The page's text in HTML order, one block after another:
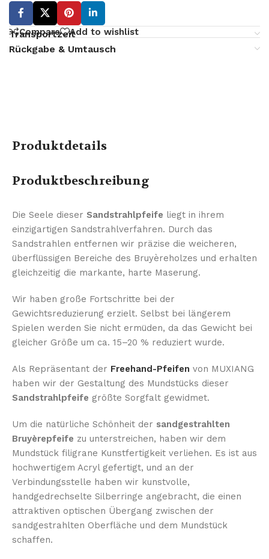
Compare Add to wishlist
Transportzeit
Rückgabe & Umtausch
Produktdetails
Produktbeschreibung
Die Seele dieser Sandstrahlpfeife liegt in ihrem
einzigartigen Sandstrahlverfahren. Durch das
Sandstrahlen entfernen wir präzise die weicheren,
überflüssigen Bereiche des Bruyèreholzes und erhalten
gleichzeitig die markante, harte Maserung.
Wir haben große Fortschritte bei der
Gewichtsreduzierung erzielt. Selbst bei längerem
Spielen werden Sie nicht ermüden, da das Gewicht bei
gleicher Größe um ca. 15–20 % reduziert wurde.
Als Repräsentant der Freehand-Pfeifen von MUXIANG
haben wir der Gestaltung des Mundstücks dieser
Sandstrahlpfeife größte Sorgfalt gewidmet.
Um die natürliche Schönheit der sandgestrahlten
Bruyèrepfeife zu unterstreichen, haben wir dem
Mundstück filigrane Kunstfertigkeit verliehen. Es ist aus
hochwertigem Acryl gefertigt, und an der
Verbindungsstelle haben wir kunstvolle,
handgedrechselte Silberringe angebracht, die einen
attraktiven optischen Übergang zwischen der
sandgestrahlten Oberfläche und dem Mundstück
schaffen.